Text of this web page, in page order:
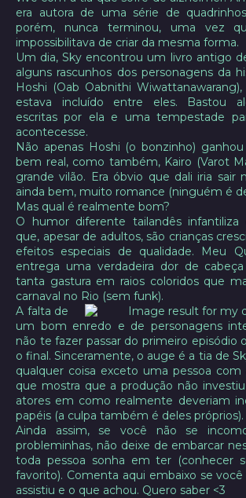
era autora de uma série de
porém, nunca terminou, uma vez
impossibilitava de criar da mesma forma.
Um dia, Sky encontrou um livro antigo
alguns rascunhos dos personagens da
Hoshi (Oab Oabnithi
estava incluído entre eles. Bastou
escritas por ela e uma tempestade
acontecesse.
Não apenas Hoshi (o bonzinho)
bem real, como também, Kairo (Varot
grande vilão. Era óbvio que dali iria sair
ainda bem, muito romance (ninguém é
Mas qual é realmente bom?
O humor diferente tailandês infantiliza
que, apesar de adultos, são crianças
efeitos especiais de qualidade. Meu
entrega uma verdadeira dor de
tanta gastura em raios coloridos que
carnaval no Rio (sem funk).
A falta de
um bom enredo e de personagens
não te fazer passar do primeiro episódio
o final. Sinceramente, o auge é a tia de
qualquer coisa exceto uma pessoa com
que mostra que a produção não
atores em como realmente deveriam
papéis (a culpa também é deles próprios).
Ainda assim, se você não se
probleminhas, não deixe de embarcar
toda pessoa sonha em ter (conhecer
favorito). Comenta aqui embaixo se você
assistiu e o que achou. Quero saber <3